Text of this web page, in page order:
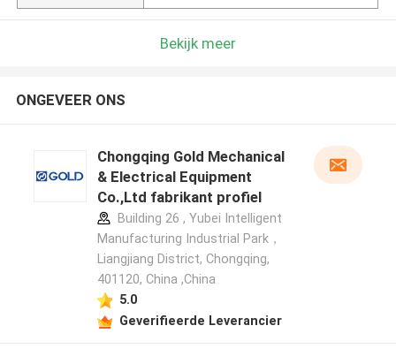
Bekijk meer
ONGEVEER ONS
Chongqing Gold Mechanical
& Electrical Equipment
Co.,Ltd fabrikant profiel
Building 26 , Yubei Intelligent
Manufacturing Industrial Park，
Liangjiang District, Chongqing,
401120, China ,China
5.0
Geverifieerde Leverancier